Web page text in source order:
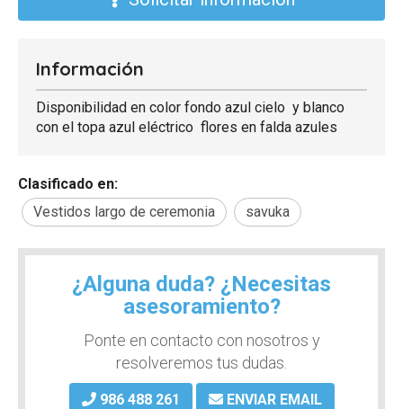
Información
Disponibilidad en color fondo azul cielo y blanco
con el topa azul eléctrico flores en falda azules
Clasificado en:
Vestidos largo de ceremonia
savuka
¿Alguna duda? ¿Necesitas
asesoramiento?
Ponte en contacto con nosotros y
resolveremos tus dudas.
986 488 261 ENVIAR EMAIL